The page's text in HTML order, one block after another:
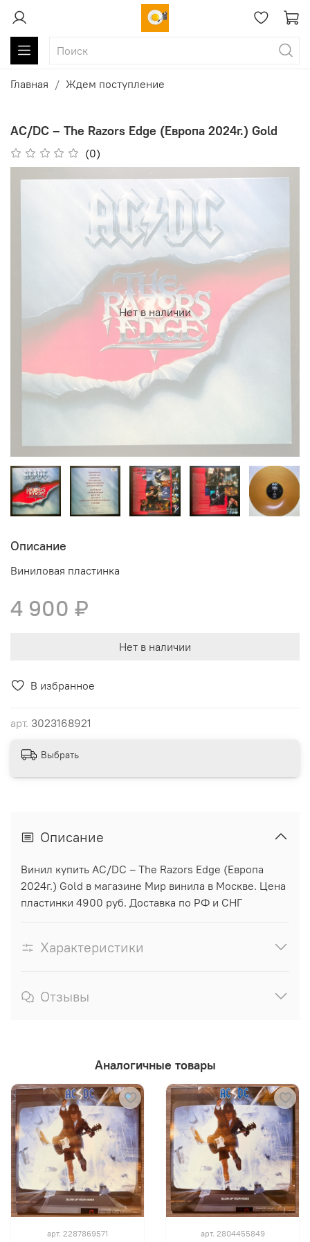
Главная Ждем поступление
AC/DC ‎– The Razors Edge (Европа 2024г.) Gold
(0)
В избранное
арт. 3023168921
Нет в наличии
Описание
Виниловая пластинка
4 900 ₽
Нет в наличии
Выбрать
Описание
Винил купить AC/DC ‎– The Razors Edge (Европа
2024г.) Gold в магазине Мир винила в Москве. Цена
пластинки 4900 руб. Доставка по РФ и СНГ
Характеристики
Отзывы
Аналогичные товары
арт. 2287869571 арт. 2804455849